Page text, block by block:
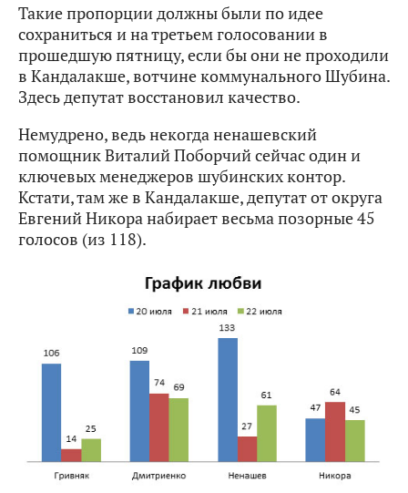
Такие пропорции должны были по идее
сохраниться и на третьем голосовании в
прошедшую пятницу, если бы они не проходили
в Кандалакше, вотчине коммунального Шубина.
Здесь депутат восстановил качество.
Немудрено, ведь некогда ненашевский
помощник Виталий Поборчий сейчас один и
ключевых менеджеров шубинских контор.
Кстати, там же в Кандалакше, депутат от округа
Евгений Никора набирает весьма позорные 45
голосов (из 118).